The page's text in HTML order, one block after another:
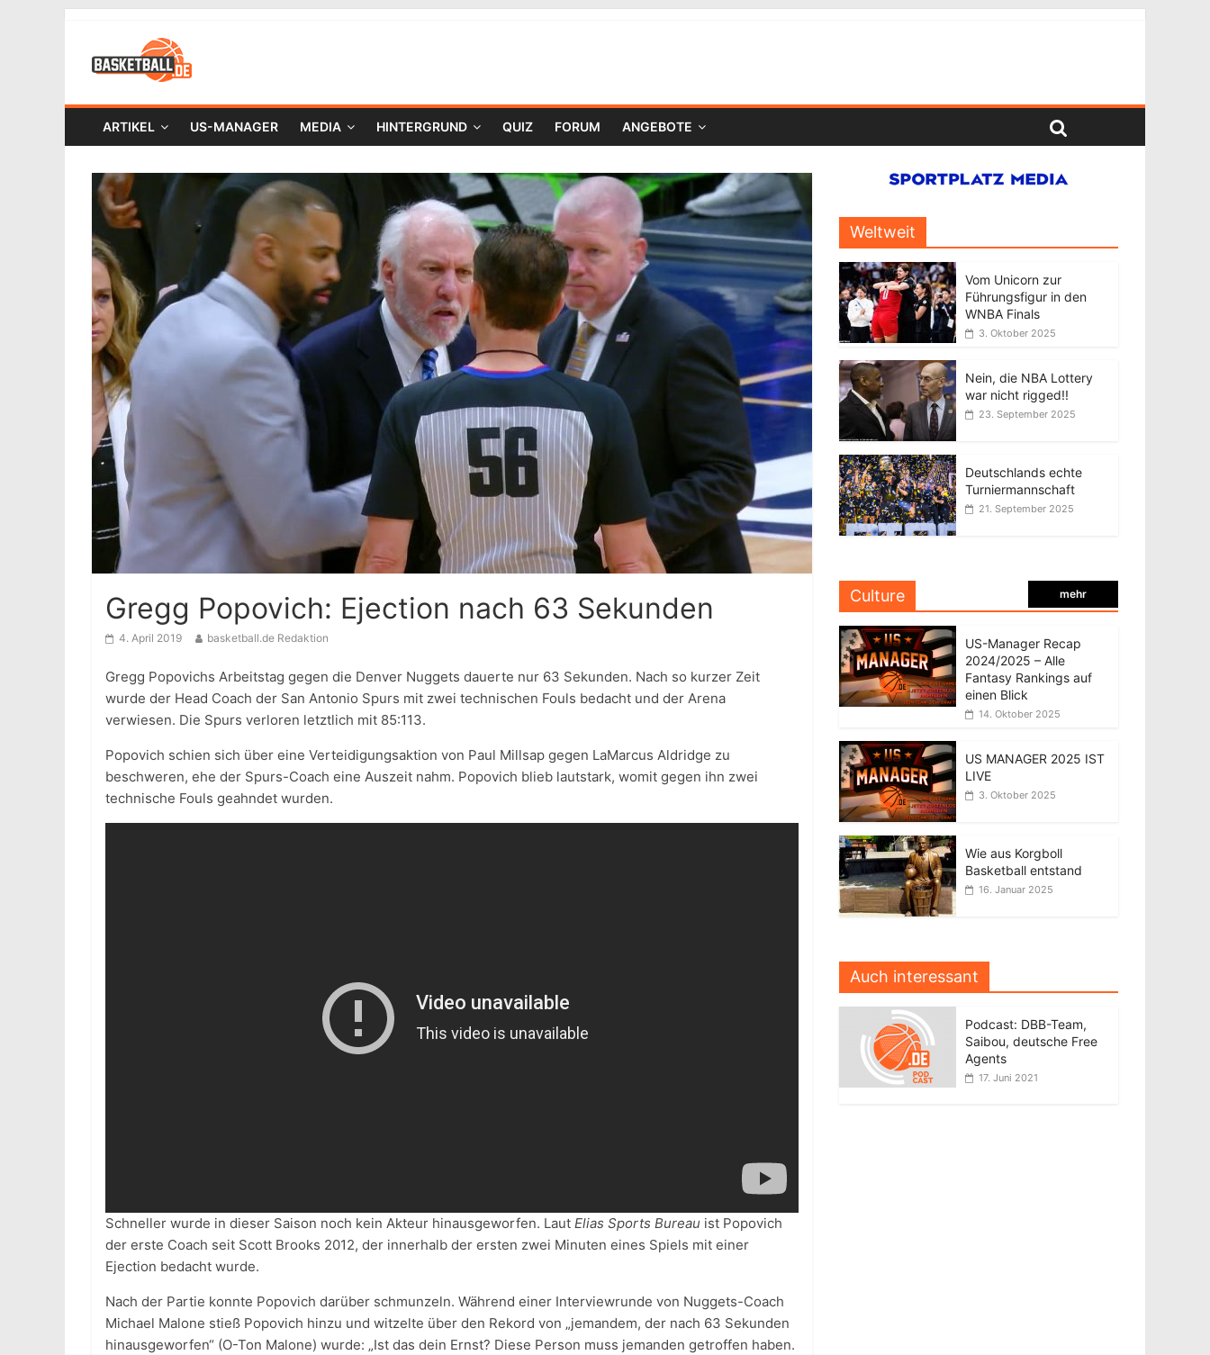
ARTIKEL US-MANAGER MEDIA HINTERGRUND QUIZ FORUM ANGEBOTE
Gregg Popovich: Ejection nach 63 Sekunden
4. April 2019 basketball.de Redaktion
Gregg Popovichs Arbeitstag gegen die Denver Nuggets dauerte nur 63 Sekunden. Nach so kurzer Zeit
wurde der Head Coach der San Antonio Spurs mit zwei technischen Fouls bedacht und der Arena
verwiesen. Die Spurs verloren letztlich mit 85:113.
Popovich schien sich über eine Verteidigungsaktion von Paul Millsap gegen LaMarcus Aldridge zu
beschweren, ehe der Spurs-Coach eine Auszeit nahm. Popovich blieb lautstark, womit gegen ihn zwei
technische Fouls geahndet wurden.
Schneller wurde in dieser Saison noch kein Akteur hinausgeworfen. Laut Elias Sports Bureau ist Popovich
der erste Coach seit Scott Brooks 2012, der innerhalb der ersten zwei Minuten eines Spiels mit einer
Ejection bedacht wurde.
Nach der Partie konnte Popovich darüber schmunzeln. Während einer Interviewrunde von Nuggets-Coach
Michael Malone stieß Popovich hinzu und witzelte über den Rekord von „jemandem, der nach 63 Sekunden
hinausgeworfen“ (O-Ton Malone) wurde: „Ist das dein Ernst? Diese Person muss jemanden getroffen haben.
Weltweit
Vom Unicorn zur
Führungsfigur in den
WNBA Finals
3. Oktober 2025
Nein, die NBA Lottery
war nicht rigged!!
23. September 2025
Deutschlands echte
Turniermannschaft
21. September 2025
Culture mehr
US-Manager Recap
2024/2025 – Alle
Fantasy Rankings auf
einen Blick
14. Oktober 2025
US MANAGER 2025 IST
LIVE
3. Oktober 2025
Wie aus Korgboll
Basketball entstand
16. Januar 2025
Auch interessant
Podcast: DBB-Team,
Saibou, deutsche Free
Agents
17. Juni 2021